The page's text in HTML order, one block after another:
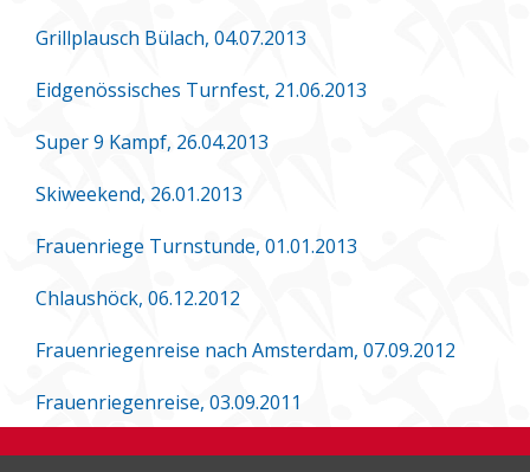
Grillplausch Bülach, 04.07.2013
Eidgenössisches Turnfest, 21.06.2013
Super 9 Kampf, 26.04.2013
Skiweekend, 26.01.2013
Frauenriege Turnstunde, 01.01.2013
Chlaushöck, 06.12.2012
Frauenriegenreise nach Amsterdam, 07.09.2012
Frauenriegenreise, 03.09.2011